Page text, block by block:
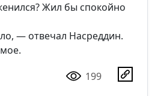
Жил бы спокойно
— отвечал Насреддин.
199